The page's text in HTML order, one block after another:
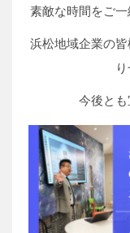
素敵な時間をご一
浜松地域企業の
今後とも